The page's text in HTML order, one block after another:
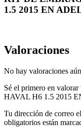
1.5 2015 EN
Valoraciones
No hay valoraciones
Sé el primero en
HAVAL H6 1.5 2015
Tu dirección de correo
obligatorios están